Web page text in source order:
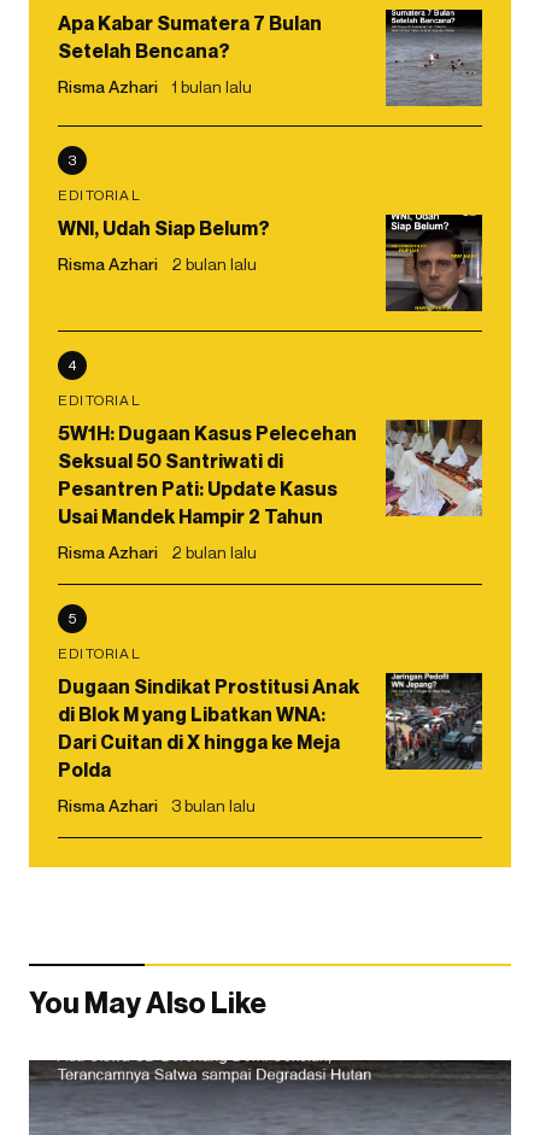
Apa Kabar Sumatera 7 Bulan
Setelah Bencana?
Risma Azhari 1 bulan lalu
3
EDITORIAL
WNI, Udah Siap Belum?
Risma Azhari 2 bulan lalu
4
EDITORIAL
5W1H: Dugaan Kasus Pelecehan
Seksual 50 Santriwati di
Pesantren Pati: Update Kasus
Usai Mandek Hampir 2 Tahun
Risma Azhari 2 bulan lalu
5
EDITORIAL
Dugaan Sindikat Prostitusi Anak
di Blok M yang Libatkan WNA:
Dari Cuitan di X hingga ke Meja
Polda
Risma Azhari 3 bulan lalu
You May Also Like